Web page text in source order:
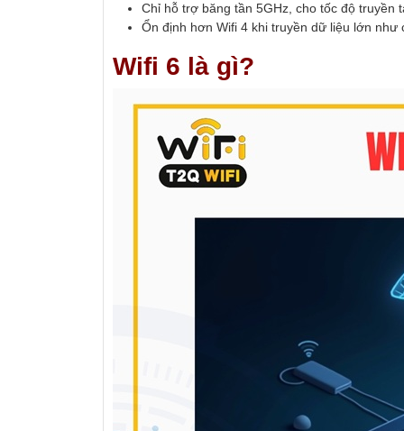
Chỉ hỗ trợ băng tần 5GHz, cho tốc độ
Ổn định hơn Wifi 4 khi truyền dữ liệu lớn
Wifi 6 là gì?